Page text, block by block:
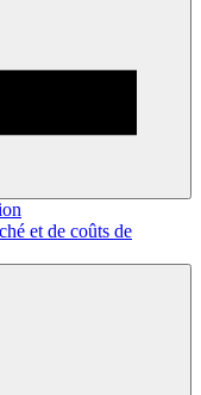
et de coûts de